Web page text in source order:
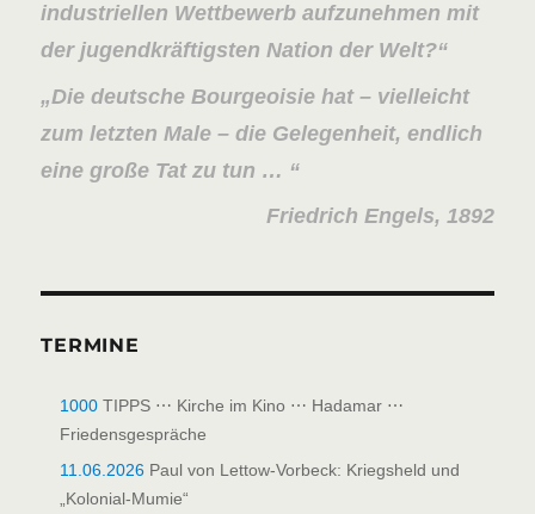
industriellen Wettbewerb aufzunehmen mit
der jugendkräftigsten Nation der Welt?
Die deutsche Bourgeoisie hat – vielleicht
zum letzten Male – die Gelegenheit, endlich
eine große Tat zu tun …
Friedrich Engels, 1892
TERMINE
1000 TIPPS ⋯ Kirche im Kino ⋯ Hadamar ⋯
Friedensgespräche
11.06.2026 Paul von Lettow-Vorbeck: Kriegsheld und
„Kolonial-Mumie“